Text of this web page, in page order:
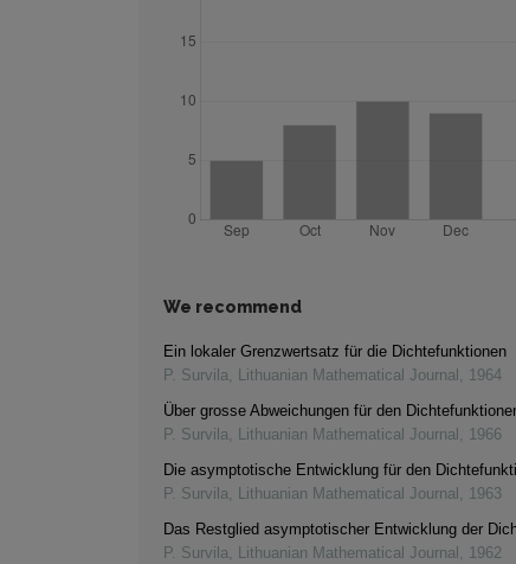
We recommend
Ein lokaler Grenzwertsatz für die Dichtefunktionen
P. Survila, Lithuanian Mathematical Journal , 1964
Über grosse Abweichungen für den
P. Survila, Lithuanian Mathematical Journal , 1966
Die asymptotische Entwicklung für den
P. Survila, Lithuanian Mathematical Journal , 1963
Das Restglied asymptotischer Entwicklung der
P. Survila, Lithuanian Mathematical Journal , 1962